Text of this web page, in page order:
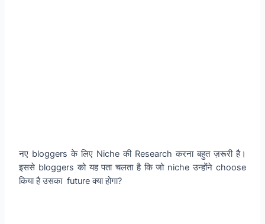
नए bloggers के लिए Niche की Research करना बहुत ज़रूरी है।
इससे bloggers को यह पता चलता है कि जो niche उन्होंने choose
किया है उसका future क्या होगा?